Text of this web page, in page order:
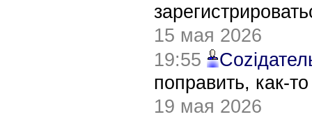
15 мая 2026
19:55
поправить, как-
19 мая 2026